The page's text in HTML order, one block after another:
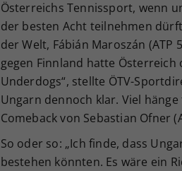
Österreichs Tennissport, wenn
der besten Acht teilnehmen
der Welt, Fábián Maroszán (ATP
gegen Finnland hatte
Underdogs“, stellte ÖTV-
Ungarn dennoch klar. Viel
Comeback von Sebastian Ofner
So oder so: „Ich finde, dass
bestehen könnten. Es wäre ein